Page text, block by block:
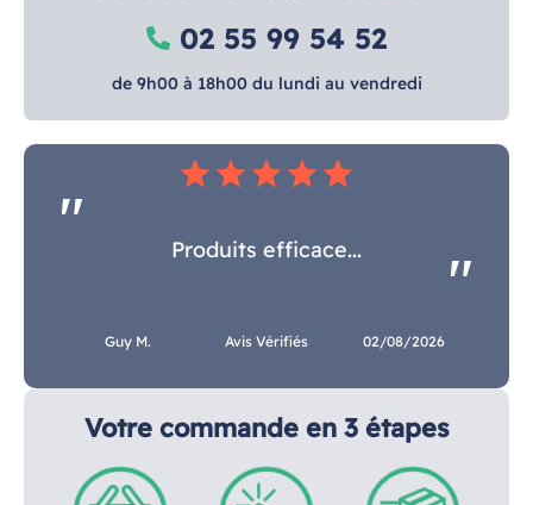
02 55 99 54 52
de 9h00 à 18h00 du lundi au vendredi
Votre commande en 3 étapes
star star star star star
Produits efficace...
Guy M. Avis Vérifiés 02/08/2026